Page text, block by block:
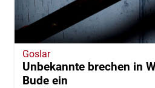
Goslar
Unbekannte brechen in
Bude ein